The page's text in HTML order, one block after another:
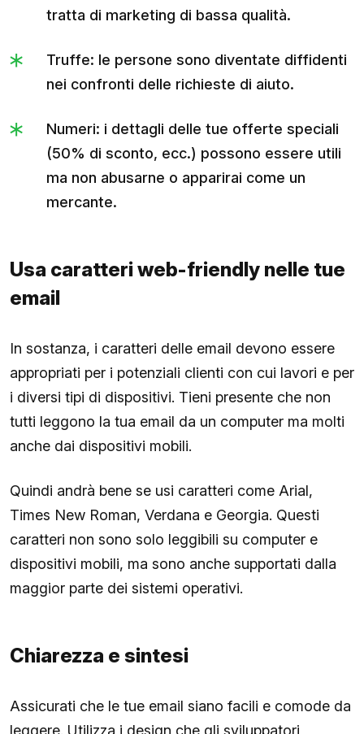
tratta di marketing di bassa qualità.
Truffe: le persone sono diventate diffidenti
nei confronti delle richieste di aiuto.
Numeri: i dettagli delle tue offerte speciali
(50% di sconto, ecc.) possono essere utili
ma non abusarne o apparirai come un
mercante.
Usa caratteri web-friendly nelle tue
email
In sostanza, i caratteri delle email devono essere
appropriati per i potenziali clienti con cui lavori e per
i diversi tipi di dispositivi. Tieni presente che non
tutti leggono la tua email da un computer ma molti
anche dai dispositivi mobili.
Quindi andrà bene se usi caratteri come Arial,
Times New Roman, Verdana e Georgia. Questi
caratteri non sono solo leggibili su computer e
dispositivi mobili, ma sono anche supportati dalla
maggior parte dei sistemi operativi.
Chiarezza e sintesi
Assicurati che le tue email siano facili e comode da
leggere. Utilizza i design che gli sviluppatori